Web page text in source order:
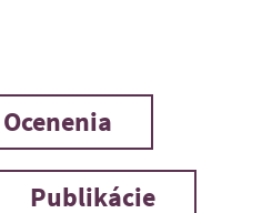
Ocenenia
Publikácie